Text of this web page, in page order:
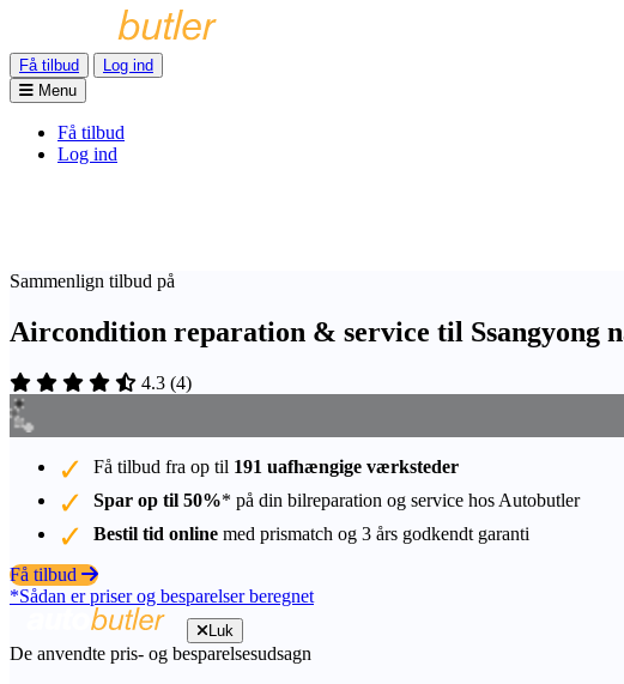
Få tilbud
Log ind
Menu
Få tilbud
Log ind
Sammenlign tilbud på
Aircondition reparation & service til Ssangyong
4.3 (4)
Få tilbud fra op til 191 uafhængige værksteder
Spar op til 50%* på din bilreparation og service hos Autobutler
Bestil tid online med prismatch og 3 års godkendt garanti
Få tilbud
*Sådan er priser og besparelser beregnet
Luk
De anvendte pris- og besparelsesudsagn